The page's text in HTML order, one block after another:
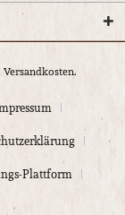
Versandkosten.
Plattform